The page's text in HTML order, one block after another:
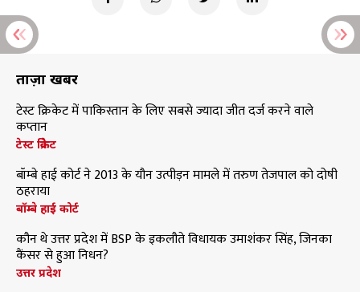
ताज़ा खबरें
टेस्ट क्रिकेट में पाकिस्तान के लिए सबसे ज्यादा जीत दर्ज करने वाले
कप्तान
टेस्ट क्रिकेट
बॉम्बे हाई कोर्ट ने 2013 के यौन उत्पीड़न मामले में तरुण तेजपाल को दोषी
ठहराया
बॉम्बे हाई कोर्ट
कौन थे उत्तर प्रदेश में BSP के इकलौते विधायक उमाशंकर सिंह, जिनका
कैंसर से हुआ निधन?
उत्तर प्रदेश